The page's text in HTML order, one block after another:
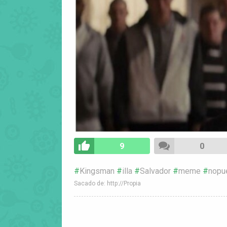
9 0
Kingsman illa Salvador meme
Sacado de: http://Propia